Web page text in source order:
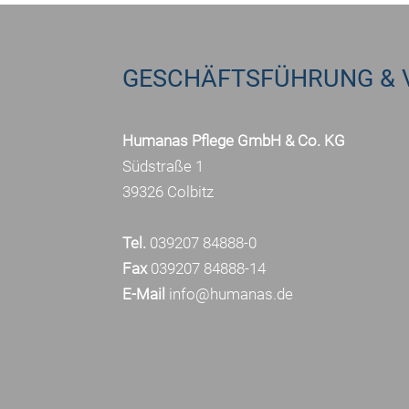
GESCHÄFTSFÜHRUNG &
Humanas Pflege GmbH & Co. KG
Südstraße 1
39326 Colbitz
Tel. 039207 84888-0
Fax039207 84888-14
E-Mail info@humanas.de